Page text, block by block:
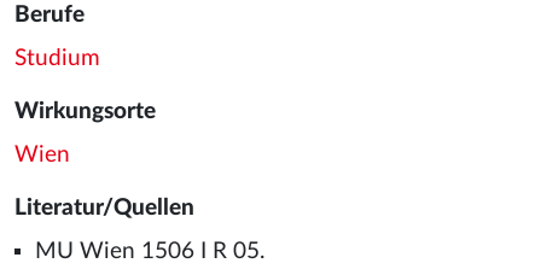
Berufe
Studium
Wirkungsorte
Wien
Literatur/Quellen
MU Wien 1506 I R 05.